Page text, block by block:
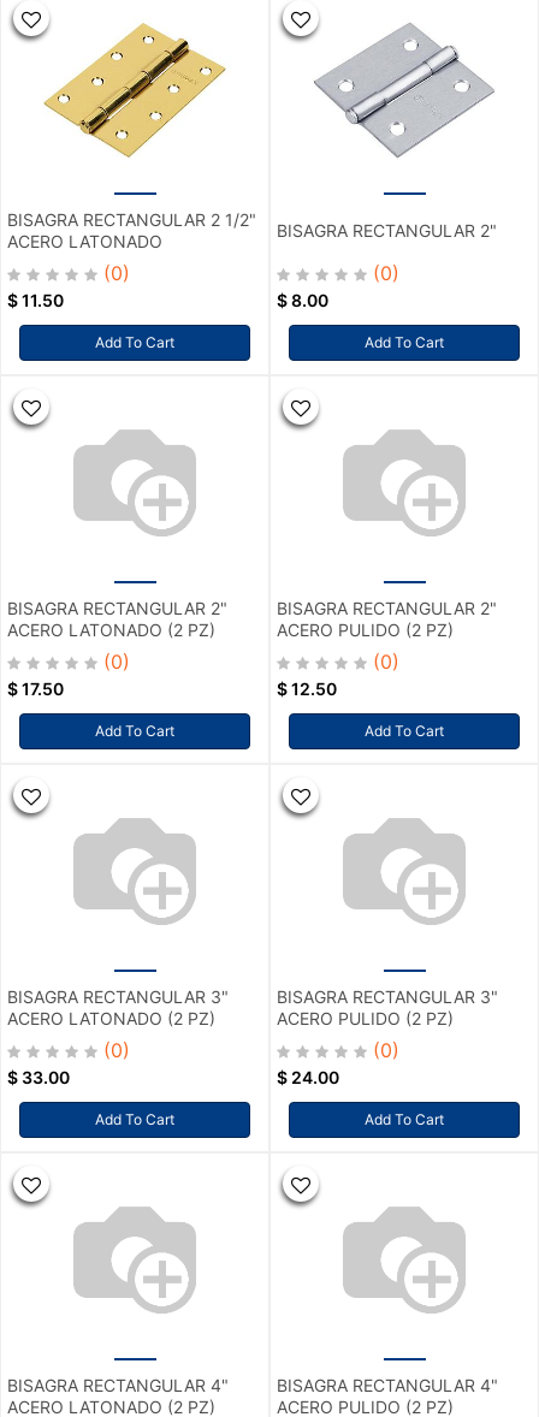
BISAGRA RECTANGULAR 2 1/2"
ACERO LATONADO
(0)
$11.50
Add To Cart
BISAGRA RECTANGULAR 2"
(0)
$8.00
Add To Cart
BISAGRA RECTANGULAR 2"
ACERO LATONADO (2 PZ)
(0)
$17.50
Add To Cart
BISAGRA RECTANGULAR 2"
ACERO PULIDO (2 PZ)
(0)
$12.50
Add To Cart
BISAGRA RECTANGULAR 3"
ACERO LATONADO (2 PZ)
(0)
$ 33.00
Add To Cart
BISAGRA RECTANGULAR 3"
ACERO PULIDO (2 PZ)
(0)
$ 24.00
Add To Cart
BISAGRA RECTANGULAR 4"
ACERO LATONADO (2 PZ)
BISAGRA RECTANGULAR 4"
ACERO PULIDO (2 PZ)